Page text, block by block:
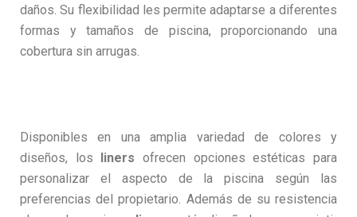
daños. Su flexibilidad les permite adaptarse a diferentes
formas y tamaños de piscina, proporcionando una
cobertura sin arrugas.
Disponibles en una amplia variedad de colores y
diseños, los
liners ofrecen opciones estéticas para
personalizar el aspecto de la piscina según las
preferencias del propietario. Además de su resistencia